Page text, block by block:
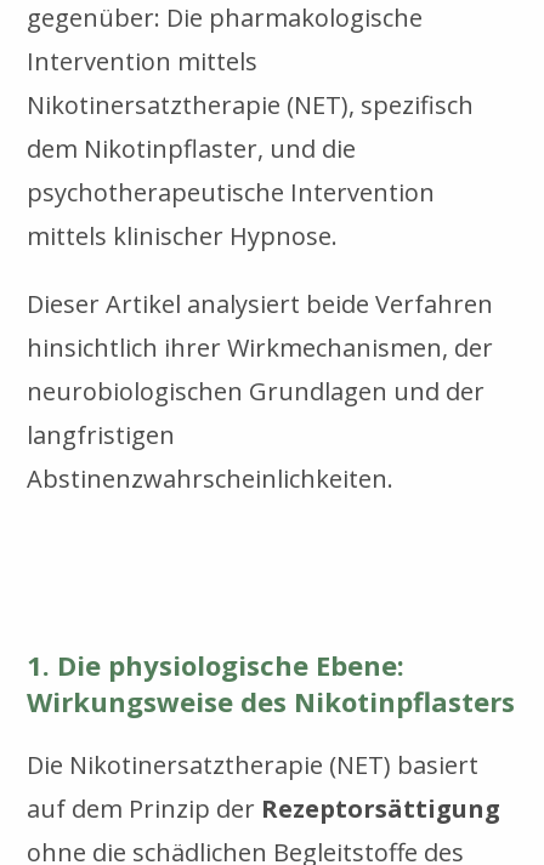
gegenüber: Die pharmakologische
Intervention mittels
Nikotinersatztherapie (NET), spezifisch
dem Nikotinpflaster, und die
psychotherapeutische Intervention
mittels klinischer Hypnose.
Dieser Artikel analysiert beide Verfahren
hinsichtlich ihrer Wirkmechanismen, der
neurobiologischen Grundlagen und der
langfristigen
Abstinenzwahrscheinlichkeiten.
1. Die physiologische Ebene:
Wirkungsweise des Nikotinpflasters
Die Nikotinersatztherapie (NET) basiert
auf dem Prinzip der Rezeptorsättigung
ohne die schädlichen Begleitstoffe des